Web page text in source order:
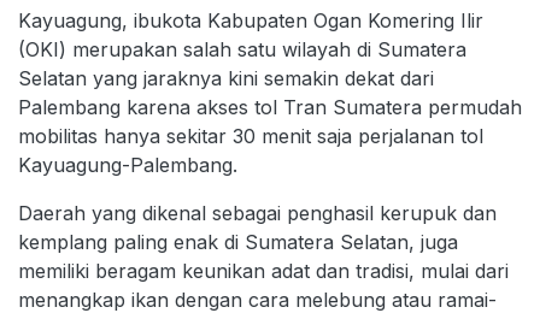
Kayuagung, ibukota Kabupaten Ogan Komering Ilir
(OKI) merupakan salah satu wilayah di Sumatera
Selatan yang jaraknya kini semakin dekat dari
Palembang karena akses tol Tran Sumatera permudah
mobilitas hanya sekitar 30 menit saja perjalanan tol
Kayuagung-Palembang.
Daerah yang dikenal sebagai penghasil kerupuk dan
kemplang paling enak di Sumatera Selatan, juga
memiliki beragam keunikan adat dan tradisi, mulai dari
menangkap ikan dengan cara melebung atau ramai-